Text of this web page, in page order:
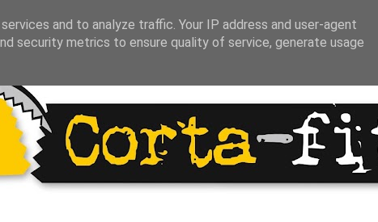
and to analyze traffic. Your IP address and user-agent
security metrics to ensure quality of service, generate usage